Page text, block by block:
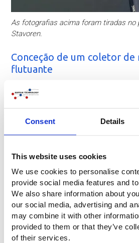
Consent Details
This website uses cookies
We use cookies to personalise
provide social media features and
We also share information about
our social media, advertising and
may combine it with other
provided to them or that they’ve
of their services.
As fotografias acima foram tiradas no
Stavoren.
Conceção de um coletor de
flutuante
O gabinete de engenharia Tauw
Shoreliner em Stavoren com base
e elaborou o projeto em conjunto
Technology e a Van Kaam de
entre outros, é realizado através de